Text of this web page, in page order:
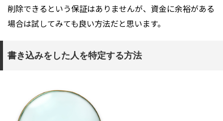
削除できるという保証はありませんが、資金に余裕がある
場合は試してみても良い方法だと思います。
書き込みをした人を特定する方法